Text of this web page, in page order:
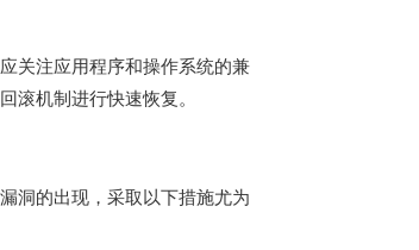
关注应用程序和操作系统的兼
机制进行快速恢复。
洞的出现，采取以下措施尤为